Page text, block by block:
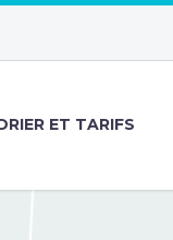
ET TARIFS